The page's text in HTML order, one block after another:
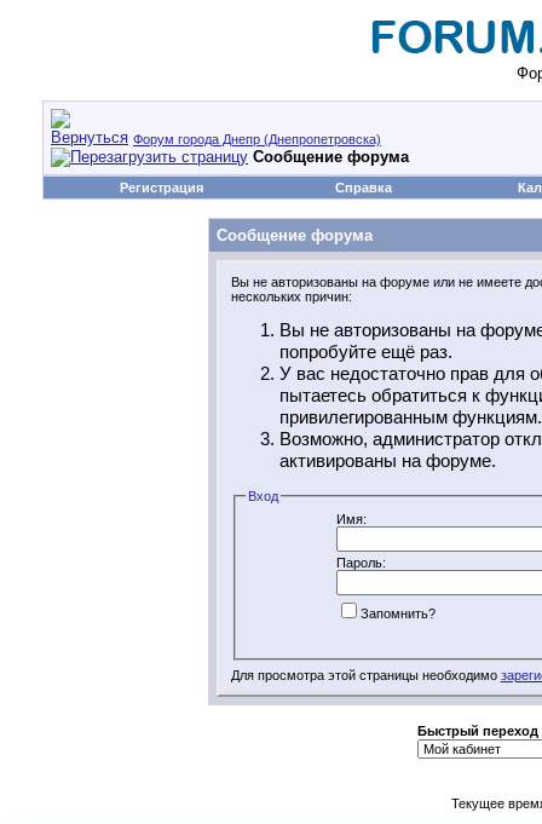
Форум города Днепр (Днепропетровска)
Сообщение форума
Регистрация Справка
Сообщение форума
Вы не авторизованы на форуме или не имеете
нескольких причин:
Вы не авторизованы на
попробуйте ещё раз.
У вас недостаточно прав для
пытаетесь обратиться к
привилегированным функциям.
Возможно, администратор
активированы на форуме.
Вход
Имя:
Пароль:
Запомнить?
Для просмотра этой страницы необходимо
Быстрый переход
Текущее